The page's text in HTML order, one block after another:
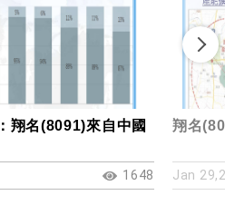
翔名(8091)來自中國
1648
翔名
Jan